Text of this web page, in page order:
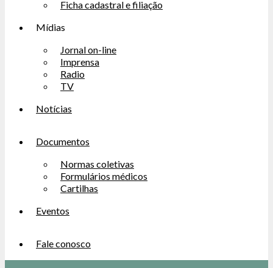
Ficha cadastral e filiação
Mídias
Jornal on-line
Imprensa
Radio
TV
Notícias
Documentos
Normas coletivas
Formulários médicos
Cartilhas
Eventos
Fale conosco